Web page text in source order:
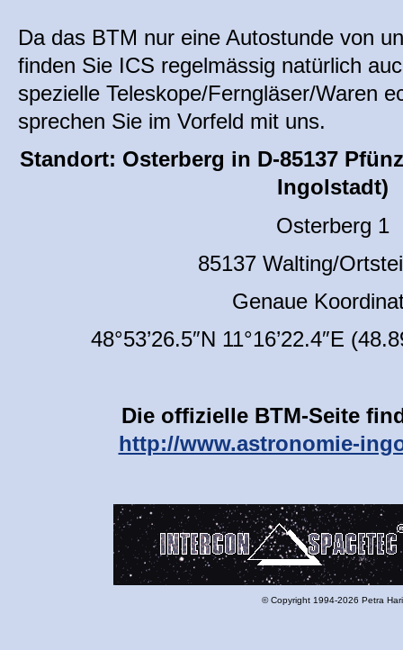
Da das BTM nur eine Autostunde von
finden Sie ICS regelmässig natürlich
spezielle Teleskope/Ferngläser/Waren
sprechen Sie im Vorfeld mit uns.
Standort: Osterberg in D-85137
Ingolstadt)
Osterberg 1
85137 Walting/
Genaue
48°53’26.5″N 11°16’22.4″E
Die offizielle BTM-Seite
http://www.astronomie-
© Copyright 1994-2026 Petra